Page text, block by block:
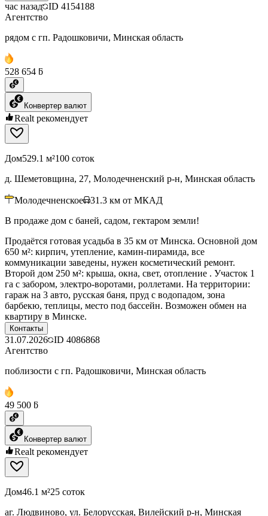
час назад ID 4154188
Агентство
рядом с гп. Радошковичи, Минская область
528 654 ƃ
Конвертер валют
Realt рекомендует
Дом529.1 м²100 соток
д. Шеметовщина, 27, Молодечненский р-н, Минская область
Молодечненское 31.3 км от МКАД
В продаже дом с баней, садом, гектаром земли!
Продаётся готовая усадьба в 35 км от Минска. Основной дом
650 м²: кирпич, утепление, камин-пирамида, все
коммуникации заведены, нужен косметический ремонт.
Второй дом 250 м²: крыша, окна, свет, отопление . Участок 1
га с забором, электро-воротами, роллетами. На территории:
гараж на 3 авто, русская баня, пруд с водопадом, зона
барбекю, теплицы, место под бассейн. Возможен обмен на
квартиру в Минске.
Контакты
31.07.2026 ID 4086868
Агентство
поблизости с гп. Радошковичи, Минская область
49 500 ƃ
Конвертер валют
Realt рекомендует
Дом46.1 м²25 соток
аг. Людвиново, ул. Белорусская, Вилейский р-н, Минская